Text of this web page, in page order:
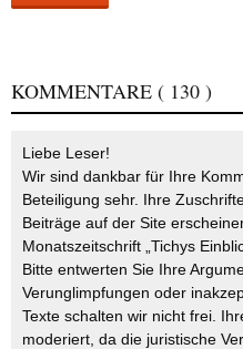
KOMMENTARE ( 130 )
Liebe Leser!
Wir sind dankbar für Ihre
Beteiligung sehr. Ihre
Beiträge auf der Site
Monatszeitschrift „Tichys
Bitte entwerten Sie Ihre
Verunglimpfungen oder
Texte schalten wir nicht frei.
moderiert, da die juristische